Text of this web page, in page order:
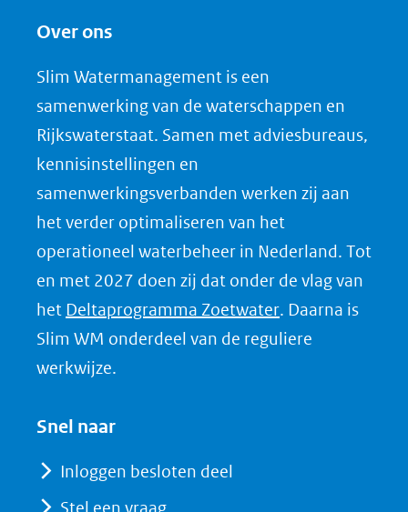
n
o
p
L
i
n
k
e
d
I
venster)
Over ons
Slim Watermanagement is een
samenwerking van de waterschappen en
Rijkswaterstaat. Samen met adviesbureaus,
kennisinstellingen en
samenwerkingsverbanden werken zij aan
het verder optimaliseren van het
operationeel waterbeheer in Nederland. Tot
en met 2027 doen zij dat onder de vlag van
het Deltaprogramma Zoetwater(opent
in
. Daarna is
Slim WM onderdeel van de reguliere
werkwijze.
Snel naar
Inloggen besloten deel
Stel een vraag